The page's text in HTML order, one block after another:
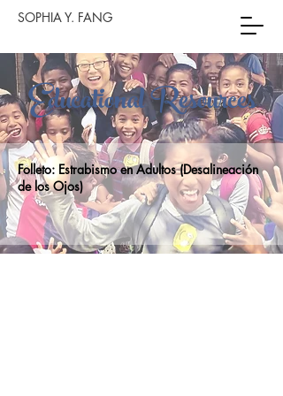
SOPHIA Y. FANG
Educational Resources
Folleto: Estrabismo en Adultos (Desalineación
de los Ojos)